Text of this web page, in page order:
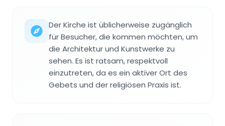
Der Kirche ist üblicherweise zugänglich
für Besucher, die kommen möchten, um
die Architektur und Kunstwerke zu
sehen. Es ist ratsam, respektvoll
einzutreten, da es ein aktiver Ort des
Gebets und der religiösen Praxis ist.